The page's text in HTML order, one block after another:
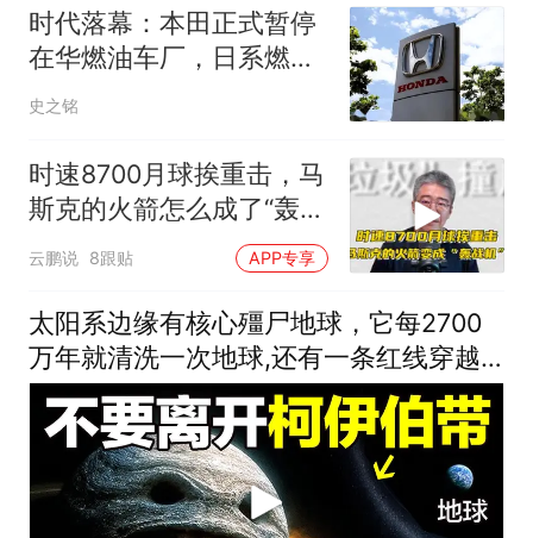
时代落幕：本田正式暂停
在华燃油车厂，日系燃油
车退出中国倒计时
史之铭
时速8700月球挨重击，马
斯克的火箭怎么成了“轰战
云鹏说 8跟贴 APP专享
太阳系边缘有核心殭尸地球，它每2700
万年就清洗一次地球,还有一条红线穿越
后也只是我们见到的恐怖之一